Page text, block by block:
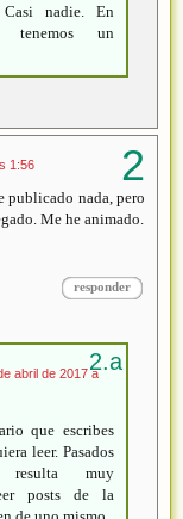
Casi nadie. En
tenemos un
1:56
publicado nada, pero
Me he animado.
responder
abril de 2017 a
que escribes
leer. Pasados
muy
posts de la